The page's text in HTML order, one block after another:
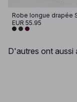
EUR 55.95
D'autres ont aussi